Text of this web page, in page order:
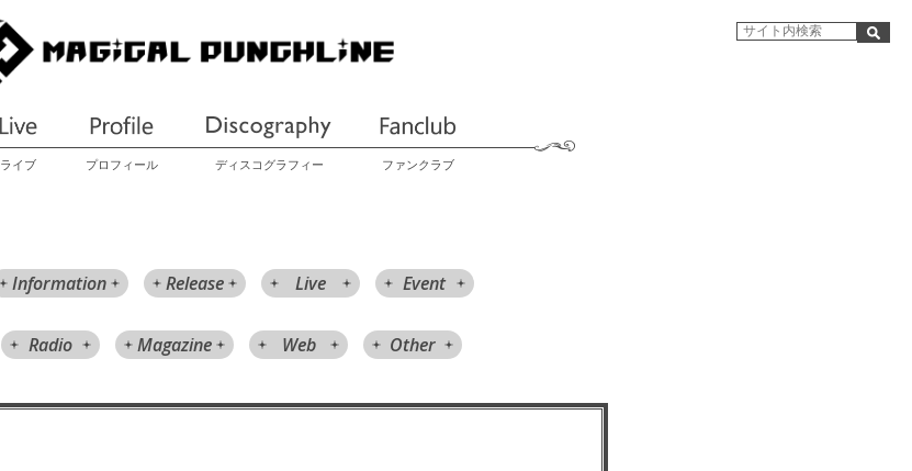
ライブ プロフィール ディスコグラフィー ファンクラブ
Information Release Live Event
Radio Magazine Web Other